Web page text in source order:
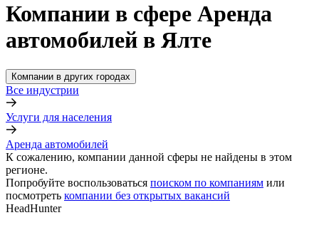
Компании в сфере Аренда
автомобилей в Ялте
Компании в других городах
Все индустрии
Услуги для населения
Аренда автомобилей
К сожалению, компании данной сферы не найдены в этом
регионе.
Попробуйте воспользоваться поиском по компаниям или
посмотреть компании без открытых вакансий
HeadHunter